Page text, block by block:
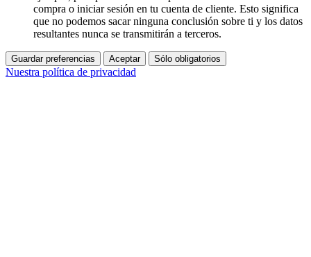
compra o iniciar sesión en tu cuenta de cliente. Esto significa
que no podemos sacar ninguna conclusión sobre ti y los datos
resultantes nunca se transmitirán a terceros.
Guardar preferencias Aceptar Sólo obligatorios
Nuestra política de privacidad